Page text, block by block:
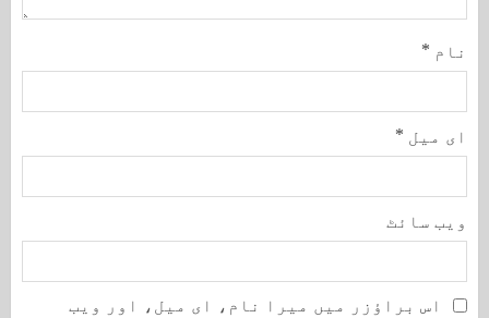
نام *
ای میل *
ویب‌ سائٹ
اس براؤزر میں میرا نام، ای میل، اور ویب